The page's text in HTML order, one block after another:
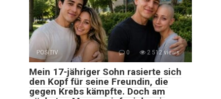
POSITIV 0 2 512 views
Mein 17-jähriger Sohn rasierte sich
den Kopf für seine Freundin, die
gegen Krebs kämpfte. Doch am